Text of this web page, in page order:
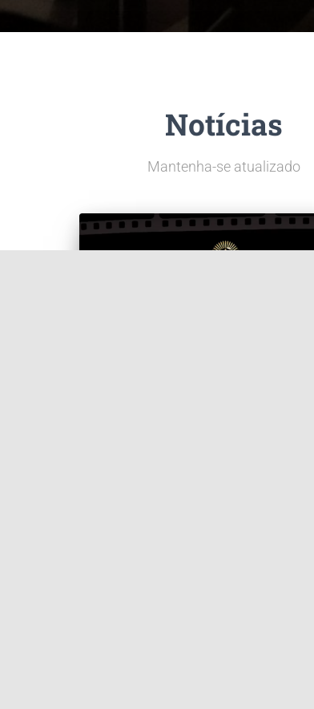
Notícias
Mantenha-se atualizado